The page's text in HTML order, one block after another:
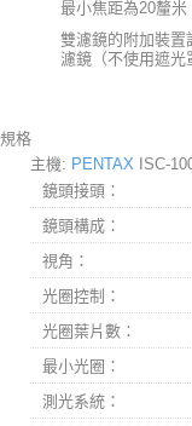
最小焦距為20釐米
雙濾鏡的附加裝置
濾鏡（不使用遮光
規格
主機: PENTAX ISC-
鏡頭接頭：
鏡頭構成：
視角：
光圈控制：
光圈葉片數：
最小光圈：
測光系統：